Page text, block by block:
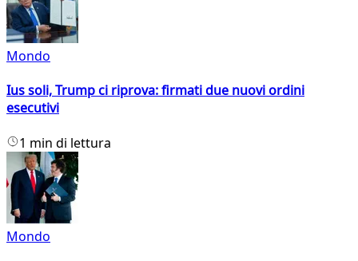
Mondo
Ius soli, Trump ci riprova: firmati due nuovi ordini
esecutivi
1 min di lettura
Mondo